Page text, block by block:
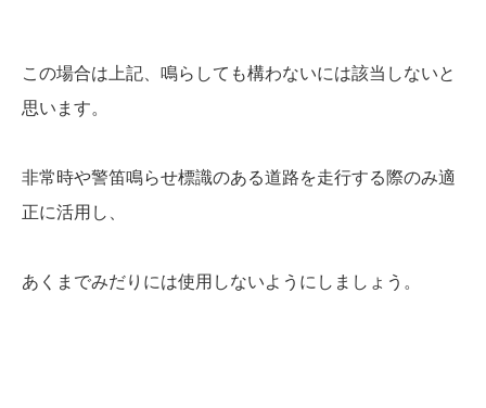
この場合は上記、鳴らしても構わないには該当しないと
思います。
非常時や警笛鳴らせ標識のある道路を走行する際のみ適
正に活用し、
あくまでみだりには使用しないようにしましょう。